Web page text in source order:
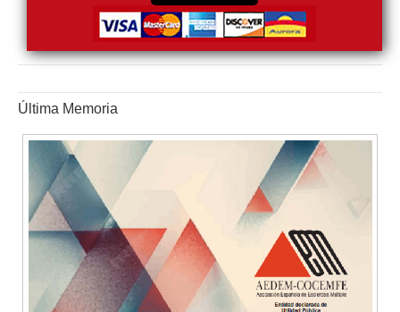
Última Memoria